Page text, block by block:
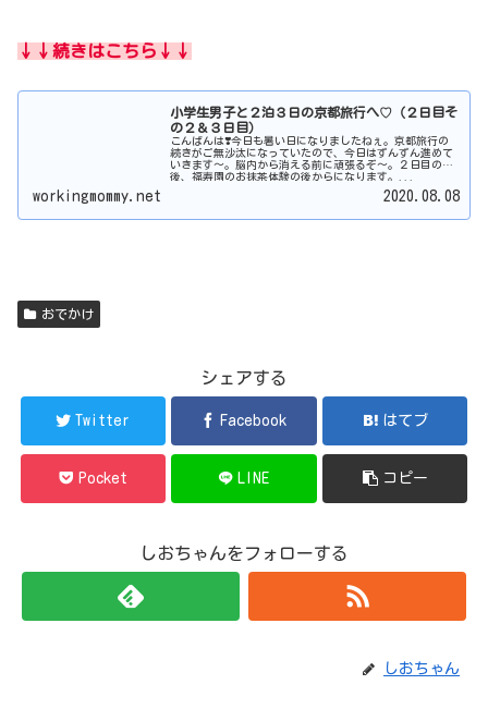
↓↓続きはこちら↓↓
小学生男子と２泊３日の京都旅行へ♡（２日目そ
の２＆３日目）
こんばんは❣️今日も暑い日になりましたねぇ。京都旅行の
続きがご無沙汰になっていたので、今日はずんずん進めて
いきます〜。脳内から消える前に頑張るぞ〜。２日目の午
後、福寿園のお抹茶体験の後からになります。...
workingmommy.net 2020.08.08
おでかけ
シェアする
Twitter Facebook はてブ
Pocket LINE コピー
しおちゃんをフォローする
しおちゃん